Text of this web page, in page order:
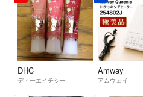
DHC
ディーエイチシー
Amway
アムウェイ